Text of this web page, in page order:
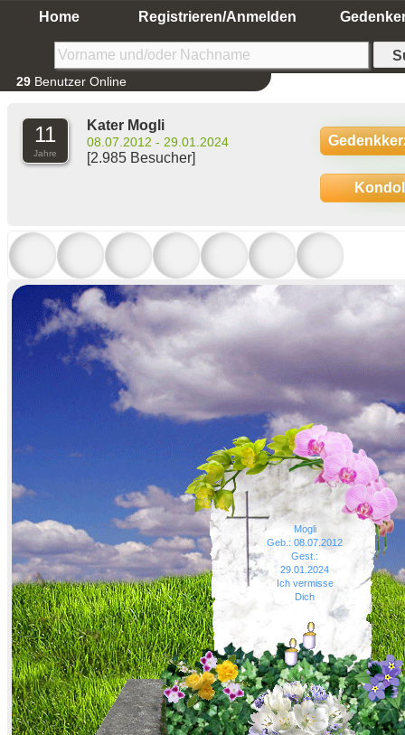
Home Registrieren/Anmelden
29 Benutzer Online
11
Jahre
Kater Mogli
08.07.2012 - 29.01.2024
[2.985 Besucher]
Mogli
Geb.: 08.07.2012
Gest.:
29.01.2024
Ich vermisse
Dich